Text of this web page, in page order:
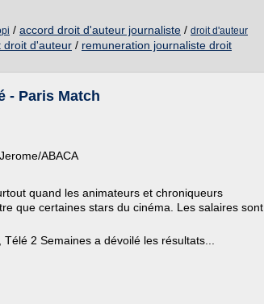
/ accord droit d'auteur journaliste / droit d'auteur
droit d'auteur / remuneration journaliste droit
- Paris Match
ABACA
quand les animateurs et chroniqueurs
que certaines stars du cinéma. Les salaires sont
2 Semaines a dévoilé les résultats...